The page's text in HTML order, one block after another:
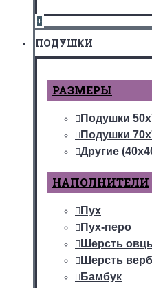
+
ПОДУШКИ
РАЗМЕРЫ
Подушки
Подушки
Другие
НАПОЛНИТЕЛИ
Пух
Пух-перо
Шерсть
Шерсть
Бамбук